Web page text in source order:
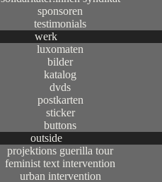
sponsoren
testimonials
werk
luxomaten
bilder
katalog
dvds
postkarten
sticker
buttons
outside
projektions guerilla tour
feminist text intervention
urban intervention